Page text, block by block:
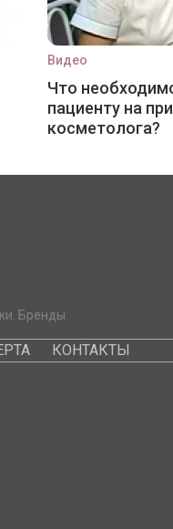
Видео
Что
пациенту на
косметолога?
Бренды.
КОНТАКТЫ